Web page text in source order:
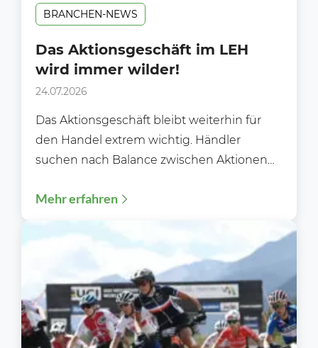
BRANCHEN-NEWS
Das Aktionsgeschäft im LEH
wird immer wilder!
24.07.2026
Das Aktionsgeschäft bleibt weiterhin für
den Handel extrem wichtig. Händler
suchen nach Balance zwischen Aktionen
Lebensmittelhandel bleiben Aktionspreise
und...
Mehr erfahren